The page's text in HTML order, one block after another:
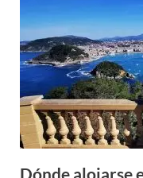
Dónde alojarse